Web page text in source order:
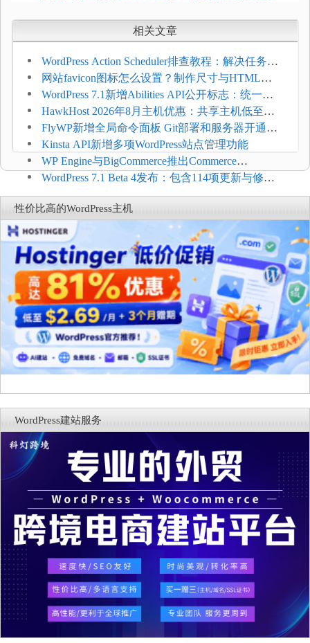
相关文章
WordPress Action Scheduler排查教程：解决任务积
压和订单延迟
网站favicon图标怎么设置？制作尺寸与HTML添
加方法
WordPress 7.1新增Abilities API公开标志：统一支
持REST API、MCP与AI代理
HawkHost 2026年8月主机优惠：共享主机低至
$2.61/月，高性能主机同步折扣
FlyWP新增全局命令面板 Git部署和服务器开通更
方便
Kinsta API新增多项WordPress站点管理功能
WP Engine与BigCommerce推出Commerce
Connect：WordPress商店可保留前台体验并扩展电
商能力
WordPress 7.1 Beta 4发布：包含114项更新与修
复，仅建议在测试环境体验
性价比高的WordPress主机
WordPress建站服务